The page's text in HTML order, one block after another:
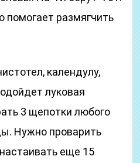
помогает размягчить
календулу,
луковая
3 щепотки любого
Нужно проварить
еще 15